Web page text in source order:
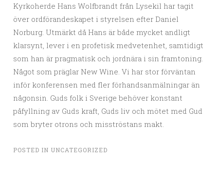
Kyrkoherde Hans Wolfbrandt från Lysekil har tagit
över ordförandeskapet i styrelsen efter Daniel
Norburg. Utmärkt då Hans är både mycket andligt
klarsynt, lever i en profetisk medvetenhet, samtidigt
som han är pragmatisk och jordnära i sin framtoning.
Något som präglar New Wine. Vi har stor förväntan
inför konferensen med fler förhandsanmälningar än
någonsin. Guds folk i Sverige behöver konstant
påfyllning av Guds kraft, Guds liv och mötet med Gud
som bryter otrons och misströstans makt.
POSTED IN UNCATEGORIZED